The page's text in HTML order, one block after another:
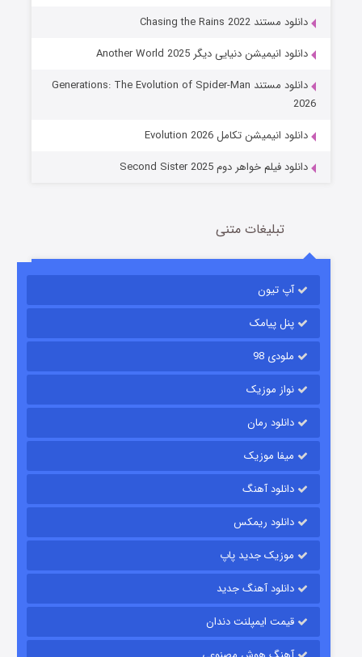
جادوگری در مغولستان
قسمت14 (زیرنویس) منتشر شد
باب اسفنجی فصل ۱۷
قسمت6 (زیرنویس) منتشر شد
قسمت15 (دوبله) منتشر شد
دانلود مستند Chasing the Rains 2022
دانلود انیمیشن دنیایی دیگر Another World 2025
دانلود مستند Generations: The Evolution of Spider-Man
2026
دانلود انیمیشن تکامل Evolution 2026
دانلود فیلم خواهر دوم Second Sister 2025
تبلیغات متنی
آپ تیون
پنل پیامک
ملودی 98
نواز موزیک
دانلود رمان
میفا موزیک
دانلود آهنگ
دانلود ریمکس
موزیک جدید پاپ
دانلود آهنگ جدید
قیمت ایمپلنت دندان